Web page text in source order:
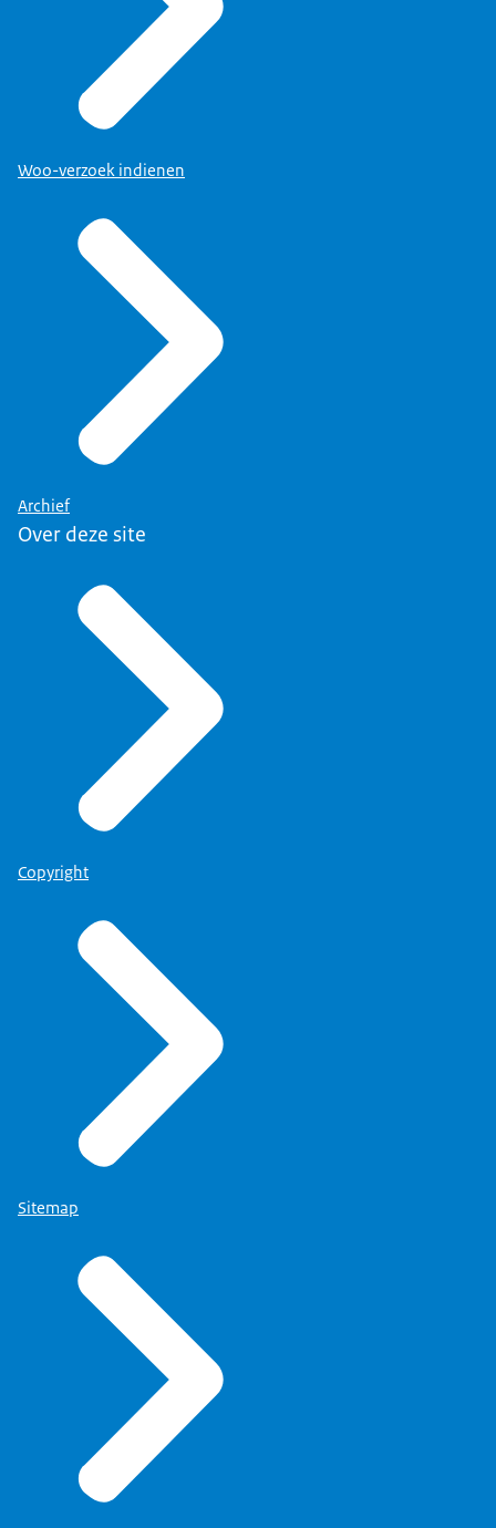
Woo-verzoek indienen
Archief
Over deze site
Copyright
Sitemap